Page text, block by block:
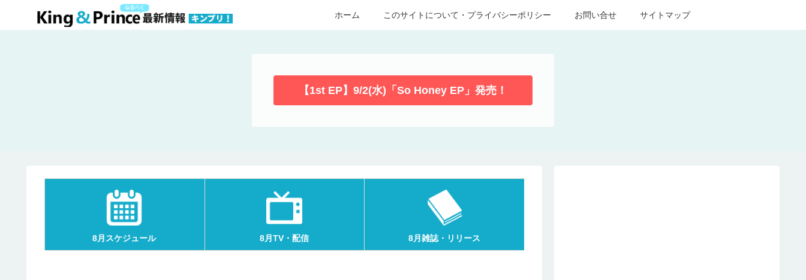
ホーム このサイトについて・プライバシーポリシー お問い合せ サイトマップ
【1st EP】9/2(水)「So Honey EP」発売！
8月スケジュール 8月TV・配信 8月雑誌・リリース